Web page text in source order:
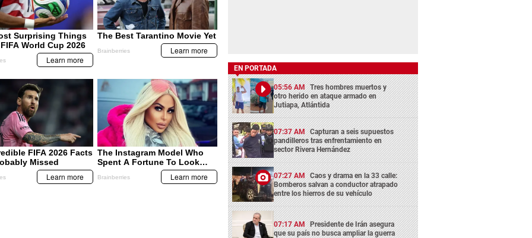
EN PORTADA
05:56 AM Tres hombres muertos y
otro herido en ataque armado en
Jutiapa, Atlántida
07:37 AM Capturan a seis supuestos
pandilleros tras enfrentamiento en
sector Rivera Hernández
07:27 AM Caos y drama en la 33 calle:
Bomberos salvan a conductor atrapado
entre los hierros de su vehículo
07:17 AM Presidente de Irán asegura
que su país no busca ampliar la guerra